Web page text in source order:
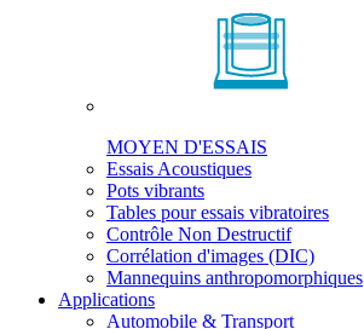
MOYEN D'ESSAIS
Essais Acoustiques
Pots vibrants
Tables pour essais vibratoires
Contrôle Non Destructif
Corrélation d'images (DIC)
Mannequins anthropomorphiques
Applications
Automobile & Transport